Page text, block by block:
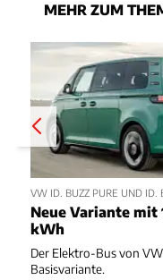
MEHR ZUM
VW ID. BUZZ PURE UND ID.
Neue Variante mit
kWh
Der Elektro-Bus von
Basisvariante.